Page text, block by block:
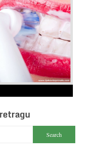
te ih svakodnevno
širom svijeta. Osim ...
6 7 8 9